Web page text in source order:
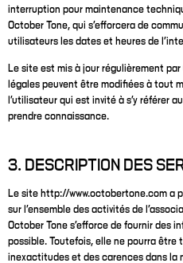
interruption pour maintenance
October Tone, qui s’efforcera de
utilisateurs les dates et heures de
Le site est mis à jour régulièrement
légales peuvent être modifiées à tout
l’utilisateur qui est invité à s’y référer
prendre connaissance.
3. DESCRIPTION DES
Le site http://www.octobertone.com a
sur l’ensemble des activités de
October Tone s’efforce de fournir des
possible. Toutefois, elle ne pourra être
inexactitudes et des carences dans la